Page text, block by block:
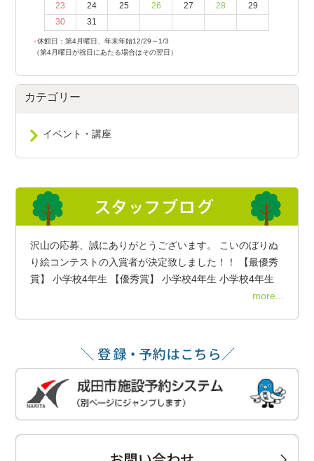
23
24 25 26 27 28
29
30
31
●休館日：第4月曜日、年末年始12/29～1/3
（第4月曜日が祝日にあたる場合はその翌日）
カテゴリー
イベント・講座
沢山の応募、誠にありがとうございます。 こいのぼりぬ
り絵コンテストの入賞者が決定致しました！！ 【最優秀
賞】 小学校4年生 【優秀賞】 小学校4年生 小学校4年生
more...